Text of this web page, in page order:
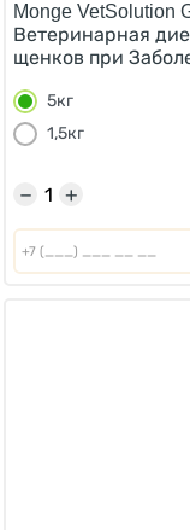
Monge VetSolution
Ветеринарная
щенков при
5кг
1,5кг
+
−